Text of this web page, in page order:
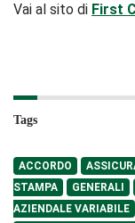
Vai al sito di First
Tags
ACCORDO
STAMPA
GENERALI
AZIENDALE VARIABILE